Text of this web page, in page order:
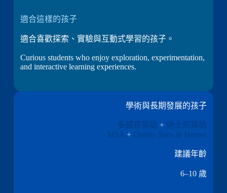
適合這樣的孩子
適合喜歡探索、實驗與互動式學習的孩子。
Curious students who enjoy exploration, experimentation,
and interactive learning experiences.
學術與長期發展的孩子
多感官英語 + 迪士尼英語
MSA+ Disney Stars & Heroes
建議年齡
6–10 歲